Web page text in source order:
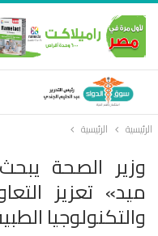
الرئيسية الرئيسية
وزير الصحة
ميد» تعزيز
والتكنولوجيا